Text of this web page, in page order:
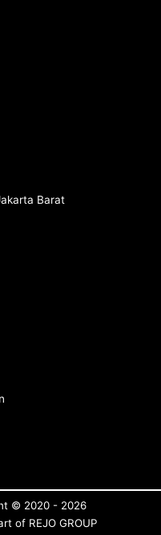
Barat
© 2020 - 2026
of REJO GROUP